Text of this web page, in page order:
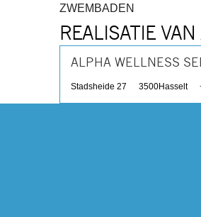
ZWEMBADEN
REALISATIE
ALPHA WELLNESS
Stadsheide 27 3500Hasselt